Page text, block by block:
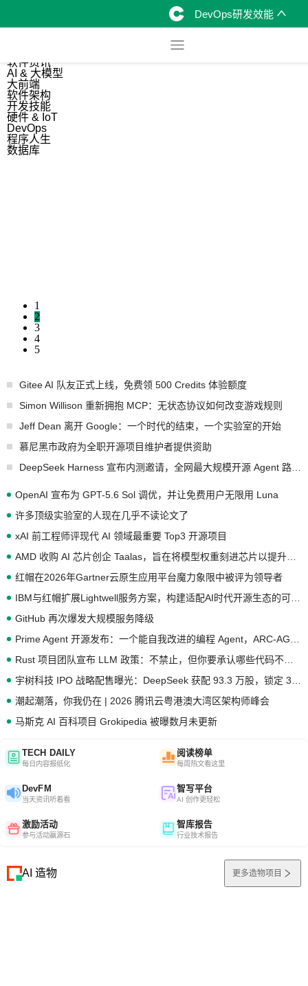
DevOps研发效能
软件资讯
AI & 大模型
大前端
软件架构
开发技能
硬件 & IoT
DevOps
程序人生
数据库
1
2
3
4
5
Gitee AI 队友正式上线，免费领 500 Credits 体验额度
Simon Willison 重新拥抱 MCP：无状态协议如何改变游戏规则
Jeff Dean 离开 Google：一个时代的结束，一个实验室的开始
慕尼黑市政府为全职开源项目维护者提供资助
OpenAI 宣布为 GPT-5.6 Sol 调优，并让免费用户无限用 Luna
许多顶级实验室的人现在几乎不读论文了
xAI 前工程师评现代 AI 领域最重要 Top3 开源项目
红帽在2026年Gartner云原生应用平台魔力象限中被评为领导者
GitHub 再次爆发大规模服务降级
潮起潮落，你我仍在 | 2026 腾讯云粤港澳大湾区架构师峰会
马斯克 AI 百科项目 Grokipedia 被曝数月未更新
TECH DAILY
每日内容报纸化
阅读榜单
每周热文看这里
DevFM
当天资讯听着看
智写平台
AI 创作更轻松
激励活动
参与活动赢源石
智库报告
行业技术报告
AI 造物 更多造物项目